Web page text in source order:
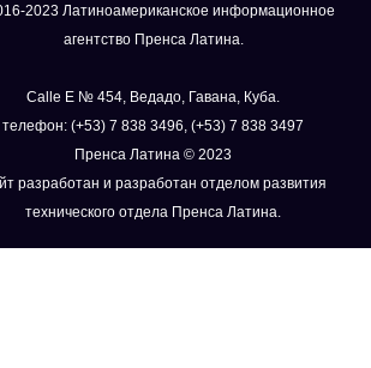
2023 Латиноамериканское информационное
агентство Пренса Латина.
Calle E № 454, Ведадо, Гавана, Куба.
телефон: (+53) 7 838 3496, (+53) 7 838 3497
Пренса Латина © 2023
разработан и разработан отделом развития
технического отдела Пренса Латина.